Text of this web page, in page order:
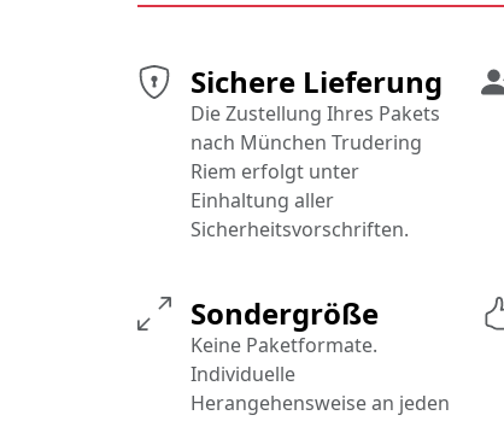
Sichere Lieferung
Die Zustellung Ihres Pakets
nach München Trudering
Riem erfolgt unter
Einhaltung aller
Sicherheitsvorschriften.
Sondergröße
Keine Paketformate.
Individuelle
Herangehensweise an jeden